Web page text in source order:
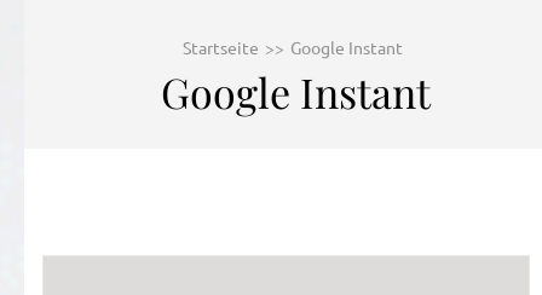
Startseite >> Google Instant
Google Instant